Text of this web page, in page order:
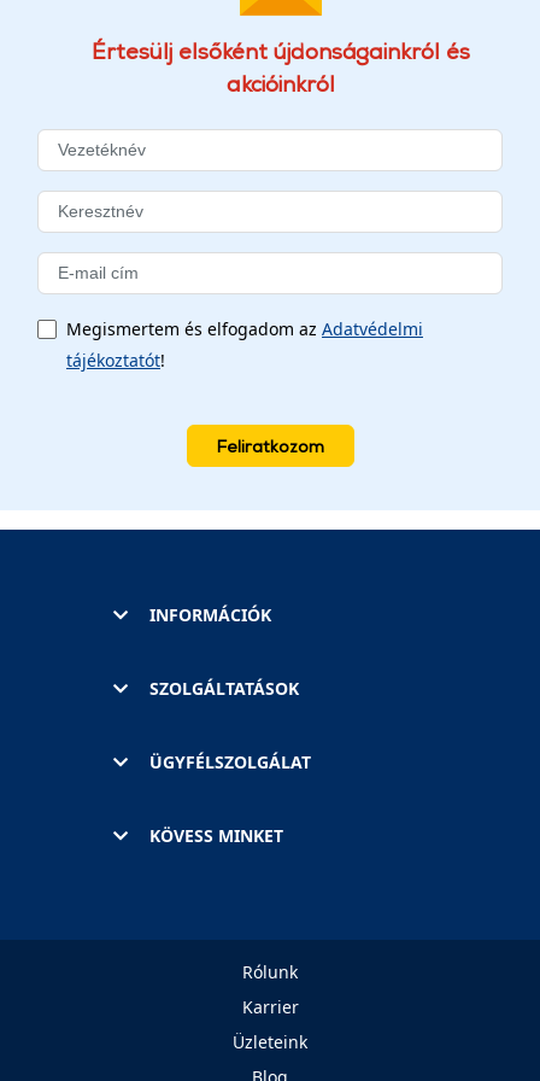
Értesülj elsőként újdonságainkról és
akcióinkról
Megismertem és elfogadom az Adatvédelmi
tájékoztatót!
Feliratkozom
INFORMÁCIÓK
SZOLGÁLTATÁSOK
ÜGYFÉLSZOLGÁLAT
KÖVESS MINKET
Rólunk
Karrier
Üzleteink